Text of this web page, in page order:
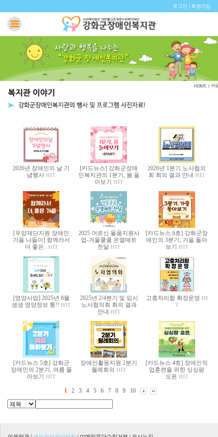
로그인 회원가입
2026년 장애인의 날 기
념행사 HIT
[카드뉴스] 강화군장애
인복지관의 1분기, 봄 돌
아보기 HIT
2026년 1분기 노사협의
회 회의 결과 안내 HIT
[우양재단지원 장애인
가을 나들이] 함께라서
더 좋은.. HIT
2025 어르신 물품지원사
업-겨울쿨쿨 온열매트
전달 HIT
[카드뉴스 6호] 강화군장
애인의 3분기, 가을 돌아
보기 HIT
[영양사업] 2025년 8월
생생 영양정보 통!! HIT
2025년 2/4분기 및 임시
노사협의회 회의 결과
안내 HIT
고충처리함 확장운영 HI
T
[카드뉴스 5호] 강화군
장애인의 2분기, 여름 돌
아보기 HIT
장애인활동지원 2분기
월례회의 HIT
[카드뉴스 4호] 장애인직
업훈련을 위한 싱싱팜
오픈 HIT
1 2 3 4 5 6 7 8 9 10